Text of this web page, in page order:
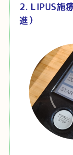
2. LIPUS施
進）